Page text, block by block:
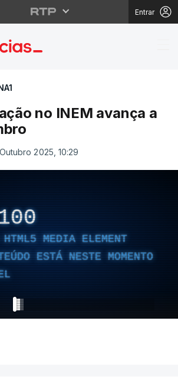
Entrar
no
no INEM avança a
2025, 10:29
HTML5 MEDIA ELEMENT
ESTÁ NESTE MOMENTO